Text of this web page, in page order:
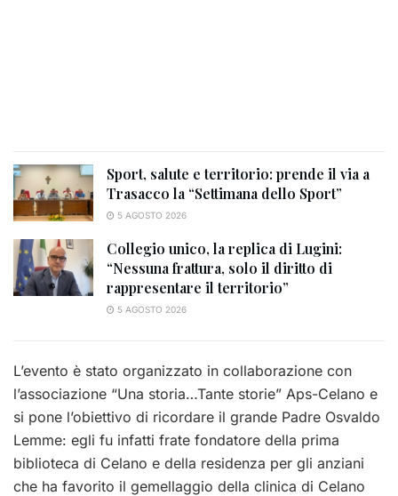
Sport, salute e territorio: prende il via a
Trasacco la “Settimana dello Sport”
5 AGOSTO 2026
Collegio unico, la replica di Lugini:
“Nessuna frattura, solo il diritto di
rappresentare il territorio”
5 AGOSTO 2026
L’evento è stato organizzato in collaborazione con
l’associazione “Una storia…Tante storie” Aps-Celano e
si pone l’obiettivo di ricordare il grande Padre Osvaldo
Lemme: egli fu infatti frate fondatore della prima
biblioteca di Celano e della residenza per gli anziani
che ha favorito il gemellaggio della clinica di Celano